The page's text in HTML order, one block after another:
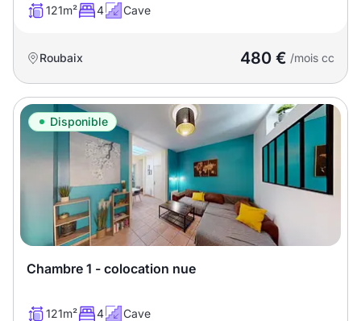
121m² 4 Cave
Roubaix 480 € /mois cc
Disponible
Chambre 1 - colocation nue
121m² 4 Cave